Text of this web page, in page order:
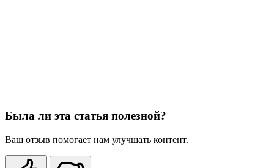
Была ли эта статья полезной?
Ваш отзыв помогает нам улучшать контент.